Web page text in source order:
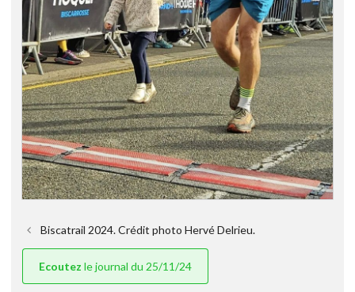
Biscatrail 2024. Crédit photo Hervé Delrieu.
Ecoutez le journal du 25/11/24